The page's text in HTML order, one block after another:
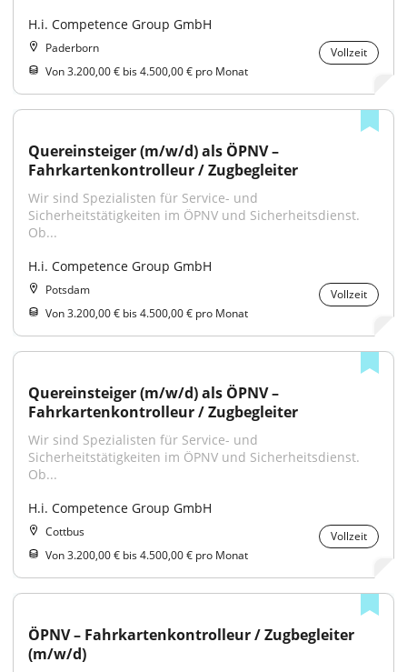
H.i. Competence Group GmbH
Paderborn
Vollzeit
Von 3.200,00 € bis 4.500,00 € pro Monat
Quereinsteiger (m/w/d) als ÖPNV –
Fahrkartenkontrolleur / Zugbegleiter
Wir sind Spezialisten für Service- und
Sicherheitstätigkeiten im ÖPNV und Sicherheitsdienst.
Ob...
H.i. Competence Group GmbH
Potsdam
Vollzeit
Von 3.200,00 € bis 4.500,00 € pro Monat
Quereinsteiger (m/w/d) als ÖPNV –
Fahrkartenkontrolleur / Zugbegleiter
Wir sind Spezialisten für Service- und
Sicherheitstätigkeiten im ÖPNV und Sicherheitsdienst.
Ob...
H.i. Competence Group GmbH
Cottbus
Vollzeit
Von 3.200,00 € bis 4.500,00 € pro Monat
ÖPNV – Fahrkartenkontrolleur / Zugbegleiter
(m/w/d)